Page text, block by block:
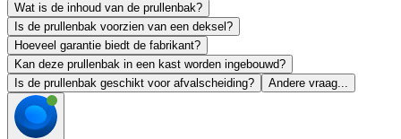
Wat is de inhoud van de prullenbak?
Is de prullenbak voorzien van een deksel?
Hoeveel garantie biedt de fabrikant?
Kan deze prullenbak in een kast worden ingebouwd?
Is de prullenbak geschikt voor afvalscheiding?
Andere vraag...